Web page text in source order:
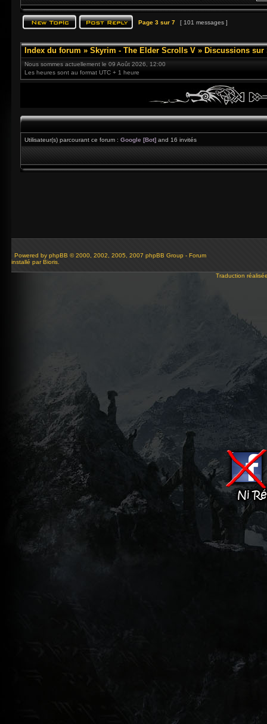
Page 3 sur 7 [ 101 messages ]
Index du forum » Skyrim - The Elder Scrolls V » Discussions sur
Nous sommes actuellement le 09 Août 2026, 12:00
Les heures sont au format UTC + 1 heure
Utilisateur(s) parcourant ce forum : Google [Bot] and 16 invités
Powered by phpBB © 2000, 2002, 2005, 2007 phpBB Group - Forum
installé par Bioris.
Traduction